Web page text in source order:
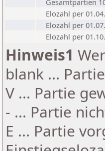
Gesamtpartien
Elozahl per
Elozahl per
Elozahl per
Hinweis1
blank ...
V ... Partie
- ... Partie
E ... Partie